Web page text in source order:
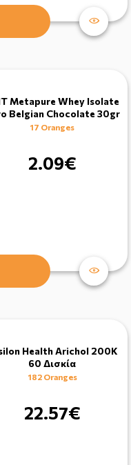
Metapure Whey Isolate
Belgian Chocolate 30gr
17 Oranges
2.09€
Health Arichol 200K
60 Δισκία
182 Oranges
22.57€